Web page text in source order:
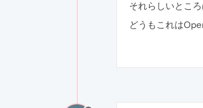
それらしいところ
どうもこれは